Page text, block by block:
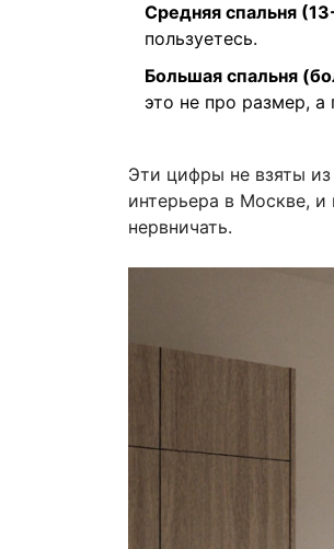
Средняя спальня
пользуетесь.
Большая спальня
это не про размер, а
Эти цифры не взяты
интерьера в Москве,
нервничать.